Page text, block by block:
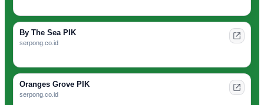
By The Sea PIK
serpong.co.id
Oranges Grove PIK
serpong.co.id